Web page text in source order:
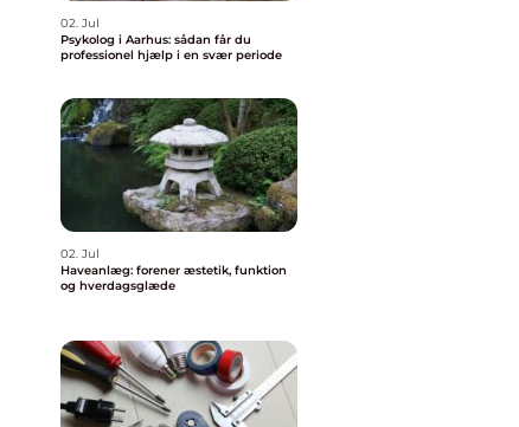
02. Jul
Psykolog i Aarhus: sådan får du
professionel hjælp i en svær periode
02. Jul
Haveanlæg: forener æstetik, funktion
og hverdagsglæde